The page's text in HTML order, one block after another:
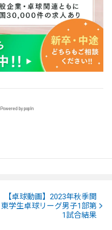
Powered by popIn
【卓球動画】2023年秋季関
東学生卓球リーグ男子1部第
1試合結果